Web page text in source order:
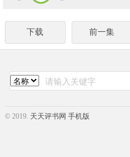
下载 前一集
© 2019. 天天评书网 手机版